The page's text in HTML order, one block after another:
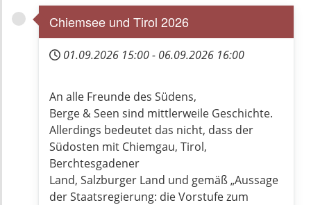
Chiemsee und Tirol 2026
01.09.2026 15:00- 06.09.2026 16:00
An alle Freunde des Südens,
Berge & Seen sind mittlerweile Geschichte.
Allerdings bedeutet das nicht, dass der
Südosten mit Chiemgau, Tirol,
Berchtesgadener
Land, Salzburger Land und gemäß „Aussage
der Staatsregierung: die Vorstufe zum